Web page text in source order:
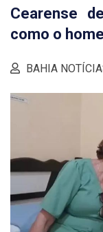
Cearense
como o
BAHIA